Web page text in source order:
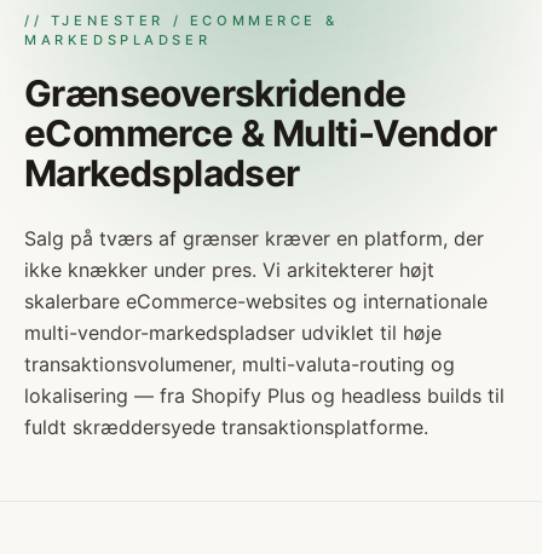
// TJENESTER / ECOMMERCE &
MARKEDSPLADSER
Grænseoverskridende
eCommerce & Multi-Vendor
Markedspladser
Salg på tværs af grænser kræver en platform, der
ikke knækker under pres. Vi arkitekterer højt
skalerbare eCommerce-websites og internationale
multi-vendor-markedspladser udviklet til høje
transaktionsvolumener, multi-valuta-routing og
lokalisering — fra Shopify Plus og headless builds til
fuldt skræddersyede transaktionsplatforme.